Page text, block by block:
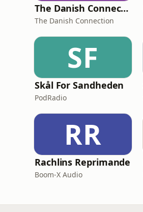
The Danish Connection
The Danish Connection
SF
Skål For Sandheden
PodRadio
RR
Rachlins Reprimande
Boom-X Audio